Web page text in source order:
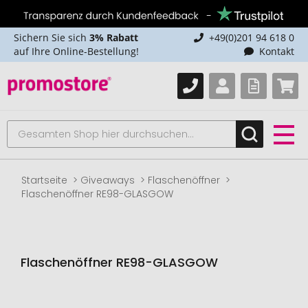
Sichern Sie sich 3% Rabatt
auf Ihre Online-Bestellung!
+49(0)201 94 618 0
Kontakt
Startseite Giveaways
Flaschenöffner
Flaschenöffner RE98-GLASGOW
Flaschenöffner RE98-GLASGOW